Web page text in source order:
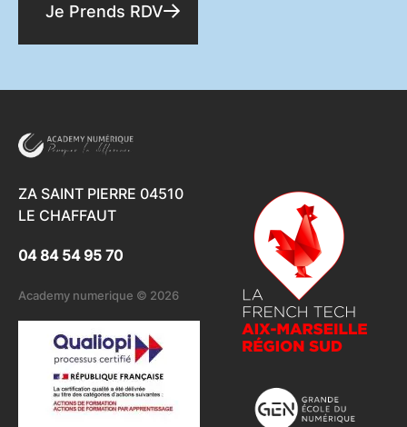
Je Prends RDV
ZA SAINT PIERRE 04510
LE CHAFFAUT
04 84 54 95 70
Academy numerique © 2026